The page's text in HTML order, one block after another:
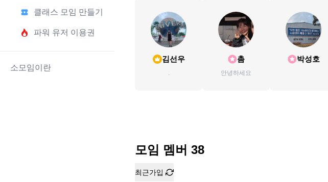
클래스 모임 만들기
파워 유저 이용권
소모임이란
김선우
.
촘
안녕하세요
박성호
모임 멤버 38
최근가입